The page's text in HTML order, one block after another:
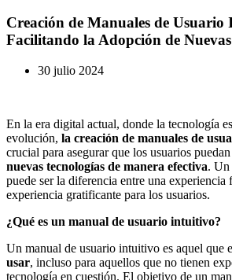
Creación de Manuales de Usuario
Facilitando la Adopción de
30 julio 2024
En la era digital actual, donde la tecnología
evolución, la creación de manuales de
crucial para asegurar que los usuarios puedan
nuevas tecnologías de manera efectiva. Un
puede ser la diferencia entre una experiencia
experiencia gratificante para los usuarios.
¿Qué es un manual de usuario intuitivo?
Un manual de usuario intuitivo es aquel que
usar, incluso para aquellos que no tienen
tecnología en cuestión. El objetivo de un